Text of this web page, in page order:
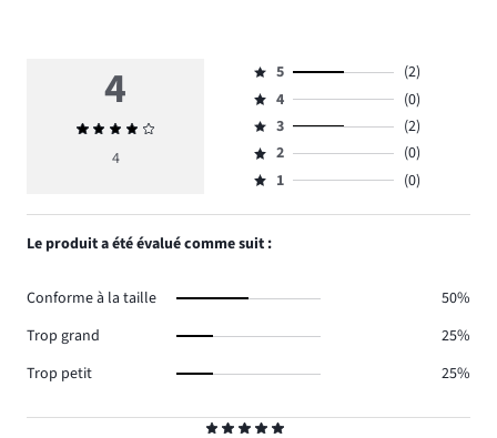
4
Note
moyenne
4
Note
5,
nombre
de
votes
2.
5
(2)
Note
4,
nombre
de
0.
4
(0)
Note
3,
nombre
2.
3
(2)
Note
2,
votes
2
(0)
Note
1,
nombre
de
0.
1 (0)
Le produit a été évalué comme suit :
Conforme à la taille
50%
Trop grand
25%
Trop petit
25%